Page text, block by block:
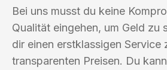
Bei uns musst du keine
Qualität eingehen, um Geld zu
dir einen erstklassigen Service
transparenten Preisen. Du